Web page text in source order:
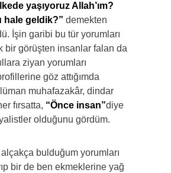
yaşıyoruz Allah’ım?
hale geldik?” demekten
İşin garibi bu tür yorumları
bir görüşten insanlar falan da
ziyan yorumları
göz attığımda
muhafazakâr, dindar
fırsatta, “Önce insan”diye
olduğunu gördüm.
alçakça bulduğum yorumları
bir de ben ekmeklerine yağ